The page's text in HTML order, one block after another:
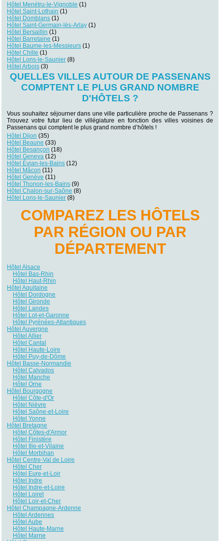
Hôtel Menétru-le-Vignoble (1)
Hôtel Saint-Lothain (1)
Hôtel Domblans (1)
Hôtel Saint-Germain-lès-Arlay (1)
Hôtel Bersaillin (1)
Hôtel Barretaine (1)
Hôtel Baume-les-Messieurs (1)
Hôtel Chille (1)
Hôtel Lons-le-Saunier (8)
Hôtel Arbois (3)
QUELLES VILLES AUTOUR DE PASSENANS
COMPTENT LE PLUS GRAND NOMBRE
D'HÔTELS ?
Vous souhaitez séjourner dans une ville particulière proche de Passenans ?
Trouvez votre futur lieu de villégiature en fonction des villes voisines de
Passenans qui comptent le plus grand nombre d’hôtels !
Hôtel Dijon (35)
Hôtel Beaune (33)
Hôtel Besançon (18)
Hôtel Geneva (12)
Hôtel Évian-les-Bains (12)
Hôtel Mâcon (11)
Hôtel Genève (11)
Hôtel Thonon-les-Bains (9)
Hôtel Chalon-sur-Saône (8)
Hôtel Lons-le-Saunier (8)
COMPAREZ LES HÔTELS
PAR RÉGION OU PAR
DÉPARTEMENT
Hôtel Alsace
Hôtel Bas-Rhin
Hôtel Haut-Rhin
Hôtel Aquitaine
Hôtel Dordogne
Hôtel Gironde
Hôtel Landes
Hôtel Lot-et-Garonne
Hôtel Pyrénées-Atlantiques
Hôtel Auvergne
Hôtel Allier
Hôtel Cantal
Hôtel Haute-Loire
Hôtel Puy-de-Dôme
Hôtel Basse-Normandie
Hôtel Calvados
Hôtel Manche
Hôtel Orne
Hôtel Bourgogne
Hôtel Côte-d'Or
Hôtel Nièvre
Hôtel Saône-et-Loire
Hôtel Yonne
Hôtel Bretagne
Hôtel Côtes-d'Armor
Hôtel Finistère
Hôtel Ille-et-Vilaine
Hôtel Morbihan
Hôtel Centre-Val de Loire
Hôtel Cher
Hôtel Eure-et-Loir
Hôtel Indre
Hôtel Indre-et-Loire
Hôtel Loiret
Hôtel Loir-et-Cher
Hôtel Champagne-Ardenne
Hôtel Ardennes
Hôtel Aube
Hôtel Haute-Marne
Hôtel Marne